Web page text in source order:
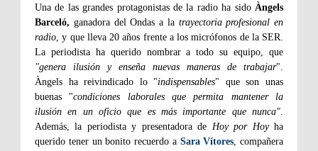
Una de las grandes protagonistas de la radio ha sido Àngels
Barceló, ganadora del Ondas a la trayectoria profesional en
radio, y que lleva 20 años frente a los micrófonos de la SER.
La periodista ha querido nombrar a todo su equipo, que
"genera ilusión y enseña nuevas maneras de trabajar".
Àngels ha reivindicado lo "indispensables" que son unas
buenas "condiciones laborales que permita mantener la
ilusión en un oficio que es más importante que nunca".
Además, la periodista y presentadora de Hoy por Hoyha
querido tener un bonito recuerdo a Sara Vítores, compañera